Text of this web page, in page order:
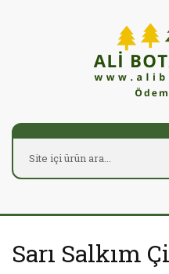
Sarı Salkım